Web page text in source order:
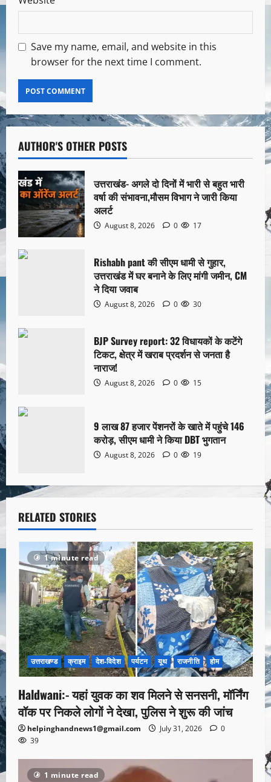
Save my name, email, and website in this
browser for the next time I comment.
AUTHOR'S OTHER POSTS
उत्तराखंड- अगले दो दिनों में भारी से बहुत भारी
वर्षा की संभावना,मौसम विभाग ने जारी किया
अलर्ट
August 8, 2026 0 17
Rishabh pant की सीएम धामी से गुहार,
उत्तराखंड में घर बनाने के लिए मांगी जमीन, CM
ने दिया जवाब
August 8, 2026 0 30
BJP Survey report: 32 विधायकों के कटेंगे
टिकट, क्षेत्र में खराब प्रदर्शन से जनता है
नाराज!
August 8, 2026 0 15
9 लाख 87 हजार पेंशनरों के खाते में पहुंचे 146
करोड़, सीएम धामी ने किया DBT भुगतान
August 8, 2026 0 19
RELATED STORIES
1 minute read
उत्तराखण्ड क्राइम देश-विदेश पर्यटन यूथ राजनीति होम
Haldwani:- यहां युवक का शव मिलने से सनसनी, मॉर्निंग
वॉक पर निकले लोगों ने देखा, पुलिस ने शुरू की जांच
helpinghandnews1@gmail.com July 31, 2026
0
39
1 minute read